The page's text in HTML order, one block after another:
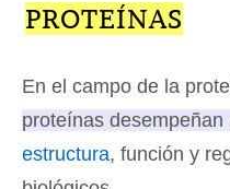
PROTEÍNAS
En el campo de la
proteínas desempeñan
estructura, función y